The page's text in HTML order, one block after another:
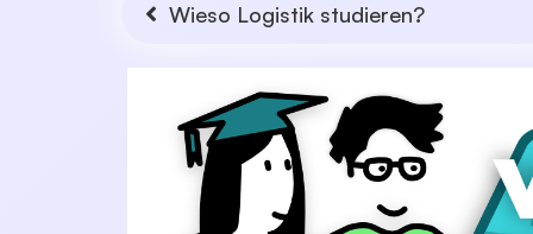
Wieso Logistik studieren?